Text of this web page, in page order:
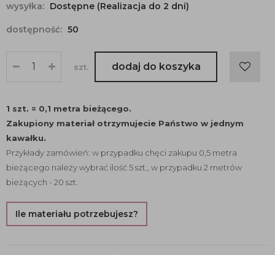
wysyłka: Dostępne (Realizacja do 2 dni)
dostępność: 50
szt. dodaj do koszyka
1 szt. = 0,1 metra bieżącego.
Zakupiony materiał otrzymujecie Państwo w jednym
kawałku.
Przykłady zamówień: w przypadku chęci zakupu 0,5 metra
bieżącego należy wybrać ilość 5 szt., w przypadku 2 metrów
bieżących - 20 szt.
Ile materiału potrzebujesz?